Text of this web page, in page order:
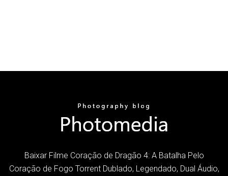
Baixar Filme Coração de Dragão 4: A Batalha Pelo
Coração de Fogo Torrent Dublado, Legendado, Dual Áudio,